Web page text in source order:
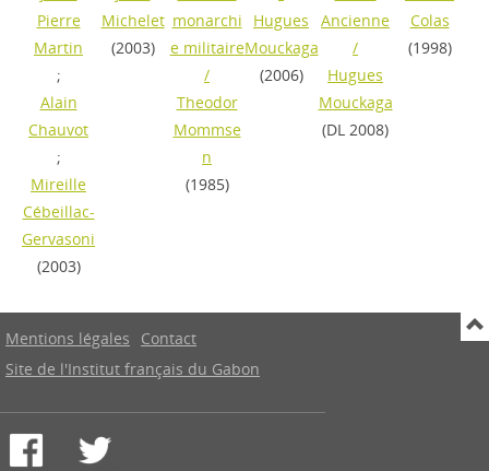
Pierre
Martin
;
Alain
Chauvot
;
Mireille
Cébeillac-
Gervasoni
(2003)
Michelet
(2003)
monarchi
e militaire
/
Theodor
Mommse
n
(1985)
Hugues
Mouckaga
(2006)
Ancienne
/
Hugues
Mouckaga
(DL 2008)
Colas
(1998)
Mentions légales
Contact
Site de l'Institut français du Gabon